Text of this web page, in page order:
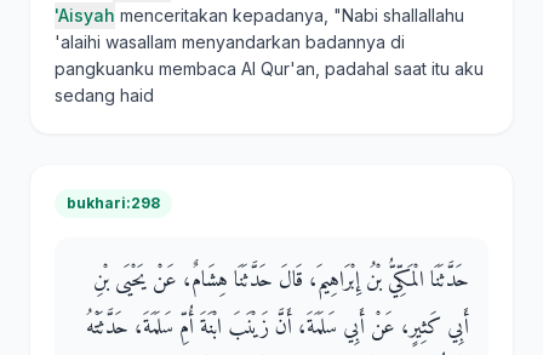
'Aisyah menceritakan kepadanya, "Nabi shallallahu
'alaihi wasallam menyandarkan badannya di
pangkuanku membaca Al Qur'an, padahal saat itu aku
sedang haid
bukhari:298
حَدَّثَنَا الْمَكِّيُّ بْنُ إِبْرَاهِيمَ، قَالَ حَدَّثَنَا هِشَامٌ، عَنْ يَحْيَى بْنِ
أَبِي كَثِيرٍ، عَنْ أَبِي سَلَمَةَ، أَنَّ زَيْنَبَ ابْنَةَ أُمِّ سَلَمَةَ، حَدَّثَتْهُ